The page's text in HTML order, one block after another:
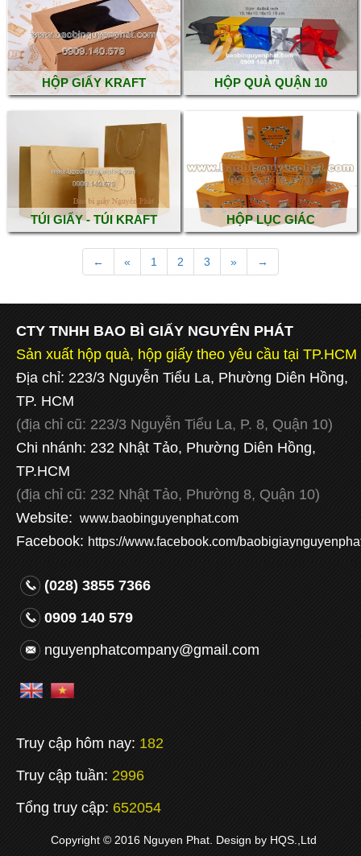
HỘP GIẤY KRAFT HỘP QUÀ QUẬN 10
TÚI GIẤY - TÚI KRAFT HỘP LỤC GIÁC
← « 1 2 3 » →
CTY TNHH BAO BÌ GIẤY NGUYÊN PHÁT
Sản xuất hộp quà, hộp giấy theo yêu cầu tại TP.HCM
Địa chỉ: 223/3 Nguyễn Tiểu La, Phường Diên Hồng,
TP. HCM
(địa chỉ cũ: 223/3 Nguyễn Tiểu La, P. 8, Quận 10)
Chi nhánh: 232 Nhật Tảo, Phường Diên Hồng,
TP.HCM
(địa chỉ cũ: 232 Nhật Tảo, Phường 8, Quận 10)
Website: www.baobinguyenphat.com
Facebook: https://www.facebook.com/
(028) 3855 7366
0909 140 579
nguyenphatcompany@gmail.com
Truy cập hôm nay: 182
Truy cập tuần: 2996
Tổng truy cập: 652054
Copyright © 2016 Nguyen Phat. Design by HQS.,Ltd